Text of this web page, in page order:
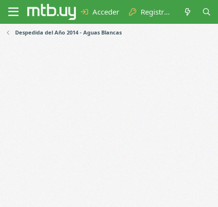
Acceder Registrarse
Despedida del Año 2014 - Aguas Blancas